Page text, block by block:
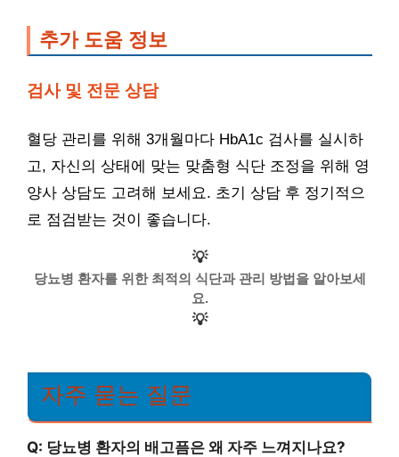
추가 도움 정보
검사 및 전문 상담
혈당 관리를 위해 3개월마다 HbA1c 검사를 실시하
고, 자신의 상태에 맞는 맞춤형 식단 조정을 위해 영
양사 상담도 고려해 보세요. 초기 상담 후 정기적으
로 점검받는 것이 좋습니다.
💡
당뇨병 환자를 위한 최적의 식단과 관리 방법을 알아보세
요.
💡
자주 묻는 질문
Q: 당뇨병 환자의 배고픔은 왜 자주 느껴지나요?